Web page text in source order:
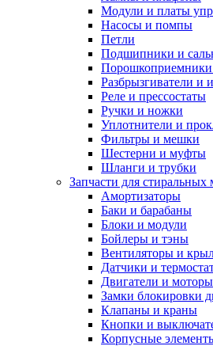
Модули и платы
Насосы и помпы
Петли
Подшипники и
Порошкоприемники
Разбрызгиватели и
Реле и прессостаты
Ручки и ножки
Уплотнители и
Фильтры и мешки
Шестерни и муфты
Шланги и трубки
Запчасти для
Амортизаторы
Баки и барабаны
Блоки и модули
Бойлеры и тэны
Вентиляторы и
Датчики и
Двигатели и моторы
Замки блокировки
Клапаны и краны
Кнопки и
Корпусные